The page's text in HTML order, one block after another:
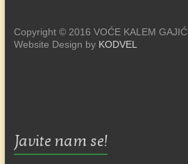
Copyright © 2016 VOĆE KALEM GAJIĆ
Website Design by KODVEL
Javite nam se!